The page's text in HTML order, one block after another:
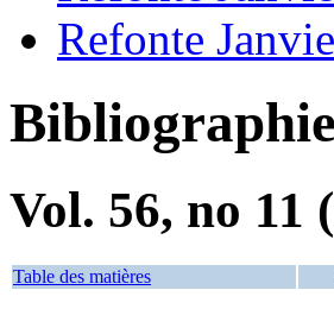
Refonte
Vol. 56, no 11
Table des matières